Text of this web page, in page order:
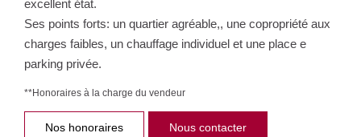
excellent état.
Ses points forts: un quartier agréable,, une copropriété aux
charges faibles, un chauffage individuel et une place e
parking privée.
**Honoraires à la charge du vendeur
Nos honoraires Nous contacter